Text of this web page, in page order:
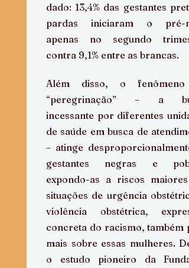
dado: 13,4% das gestantes
pardas iniciaram o pré-
apenas no segundo
contra 9,1% entre as brancas.
Além disso, o fenômeno
“peregrinação” – a
incessante por diferentes
de saúde em busca de
– atinge
gestantes negras e
expondo-as a riscos maiores
situações de urgência
violência obstétrica,
concreta do racismo, também
mais sobre essas mulheres.
o estudo pioneiro da